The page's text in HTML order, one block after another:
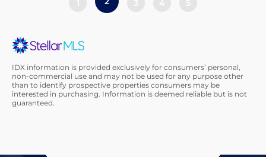
1 3 4 5
IDX information is provided exclusively for consumers’ personal,
non-commercial use and may not be used for any purpose other
than to identify prospective properties consumers may be
interested in purchasing. Information is deemed reliable but is not
guaranteed.